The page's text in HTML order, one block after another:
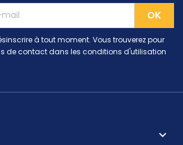
à tout moment. Vous trouverez pour
de contact dans les conditions d'utilisation
